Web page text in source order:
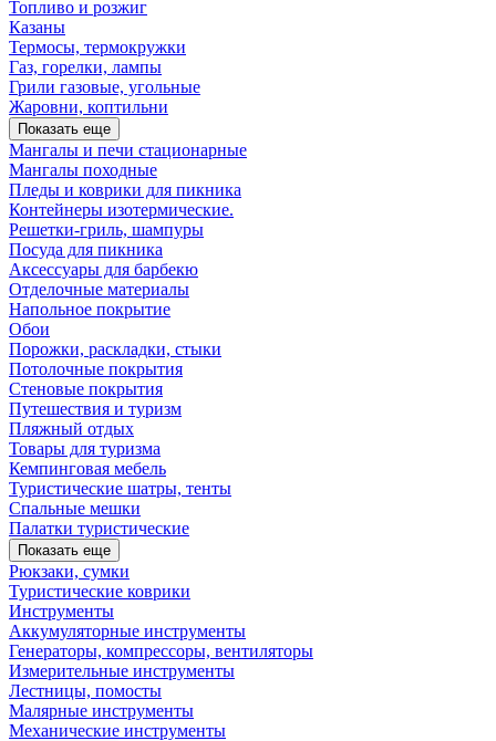
Топливо и розжиг
Казаны
Термосы, термокружки
Газ, горелки, лампы
Грили газовые, угольные
Жаровни, коптильни
Показать еще
Мангалы и печи стационарные
Мангалы походные
Пледы и коврики для пикника
Контейнеры изотермические.
Решетки-гриль, шампуры
Посуда для пикника
Аксессуары для барбекю
Отделочные материалы
Напольное покрытие
Обои
Порожки, раскладки, стыки
Потолочные покрытия
Стеновые покрытия
Путешествия и туризм
Пляжный отдых
Товары для туризма
Кемпинговая мебель
Туристические шатры, тенты
Спальные мешки
Палатки туристические
Показать еще
Рюкзаки, сумки
Туристические коврики
Инструменты
Аккумуляторные инструменты
Генераторы, компрессоры, вентиляторы
Измерительные инструменты
Лестницы, помосты
Малярные инструменты
Механические инструменты